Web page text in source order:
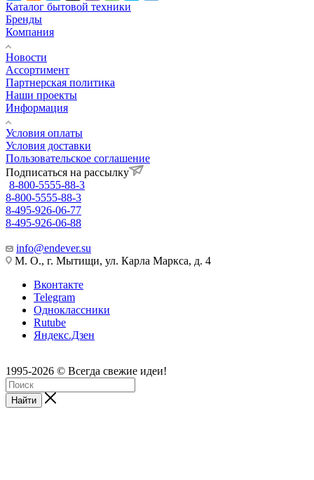
Каталог бытовой техники
Бренды
Компания
Новости
Ассортимент
Партнерская политика
Наши проекты
Информация
Условия оплаты
Условия доставки
Пользовательское соглашение
Подписаться на рассылку
8-800-5555-88-3
8-800-5555-88-3
8-495-926-06-77
8-495-926-06-88
info@endever.su
М. О., г. Мытищи, ул. Карла Маркса, д. 4
Вконтакте
Telegram
Одноклассники
Rutube
Яндекс.Дзен
1995-2026 © Всегда свежие идеи!
Найти